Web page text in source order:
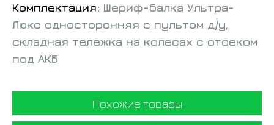
Комплектация: Шериф-балка Ультра-
Люкс односторонняя с пультом д/у,
складная тележка на колесах с отсеком
под АКБ
Похожие товары